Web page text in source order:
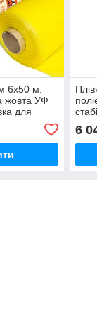
6х50 м.
жовта УФ
для
6